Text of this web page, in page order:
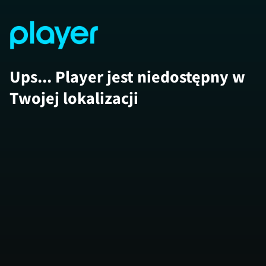
Ups... Player jest niedostępny w
Twojej lokalizacji